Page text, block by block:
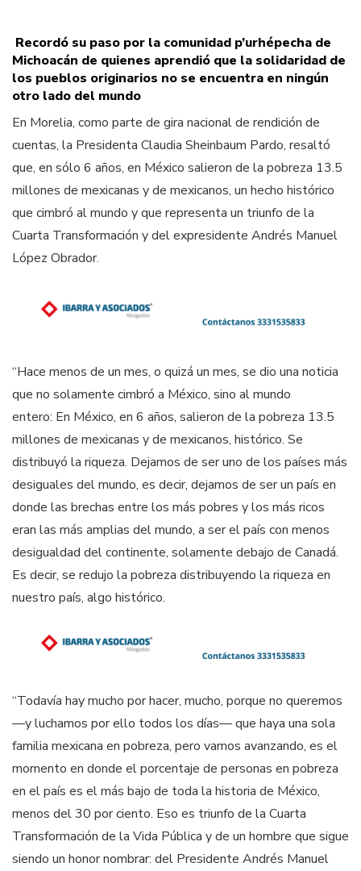
Recordó su paso por la comunidad p’urhépecha de
Michoacán de quienes aprendió que la solidaridad de
los pueblos originarios no se encuentra en ningún
otro lado del mundo
En Morelia, como parte de gira nacional de rendición de
cuentas, la Presidenta Claudia Sheinbaum Pardo, resaltó
que, en sólo 6 años, en México salieron de la pobreza 13.5
millones de mexicanas y de mexicanos, un hecho histórico
que cimbró al mundo y que representa un triunfo de la
Cuarta Transformación y del expresidente Andrés Manuel
López Obrador.
“Hace menos de un mes, o quizá un mes, se dio una noticia
que no solamente cimbró a México, sino al mundo
entero: En México, en 6 años, salieron de la pobreza 13.5
millones de mexicanas y de mexicanos, histórico. Se
distribuyó la riqueza. Dejamos de ser uno de los países más
desiguales del mundo, es decir, dejamos de ser un país en
donde las brechas entre los más pobres y los más ricos
eran las más amplias del mundo, a ser el país con menos
desigualdad del continente, solamente debajo de Canadá.
Es decir, se redujo la pobreza distribuyendo la riqueza en
nuestro país, algo histórico.
“Todavía hay mucho por hacer, mucho, porque no queremos
—y luchamos por ello todos los días— que haya una sola
familia mexicana en pobreza, pero vamos avanzando, es el
momento en donde el porcentaje de personas en pobreza
en el país es el más bajo de toda la historia de México,
menos del 30 por ciento. Eso es triunfo de la Cuarta
Transformación de la Vida Pública y de un hombre que sigue
siendo un honor nombrar: del Presidente Andrés Manuel